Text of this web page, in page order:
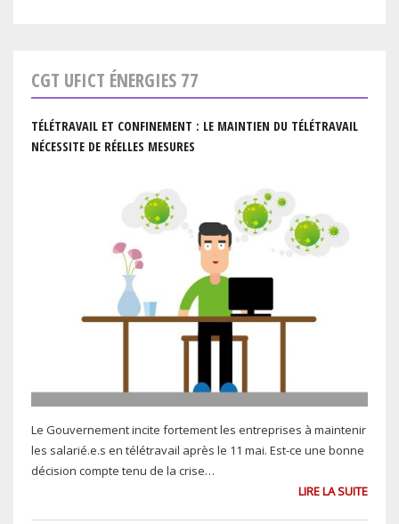
CGT UFICT ÉNERGIES 77
TÉLÉTRAVAIL ET CONFINEMENT : LE MAINTIEN DU TÉLÉTRAVAIL
NÉCESSITE DE RÉELLES MESURES
Le Gouvernement incite fortement les entreprises à maintenir
les salarié.e.s en télétravail après le 11 mai. Est-ce une bonne
décision compte tenu de la crise…
LIRE LA SUITE